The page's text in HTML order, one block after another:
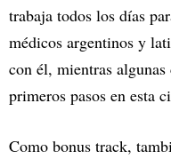
trabaja todos los días
médicos argentinos y
con él, mientras
primeros pasos en esta
Como bonus track,